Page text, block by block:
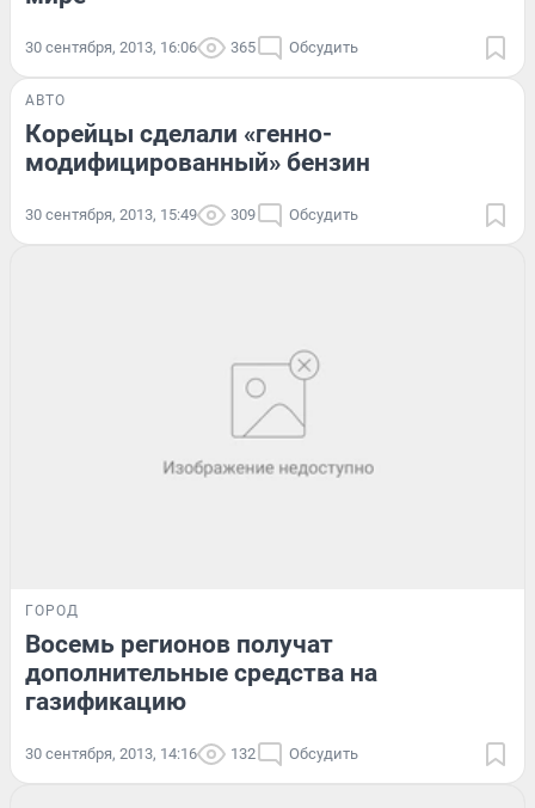
30 сентября, 2013, 16:06 365 Обсудить
АВТО
Корейцы сделали «генно-
модифицированный» бензин
30 сентября, 2013, 15:49 309 Обсудить
ГОРОД
Восемь регионов получат
дополнительные средства на
газификацию
30 сентября, 2013, 14:16 132 Обсудить